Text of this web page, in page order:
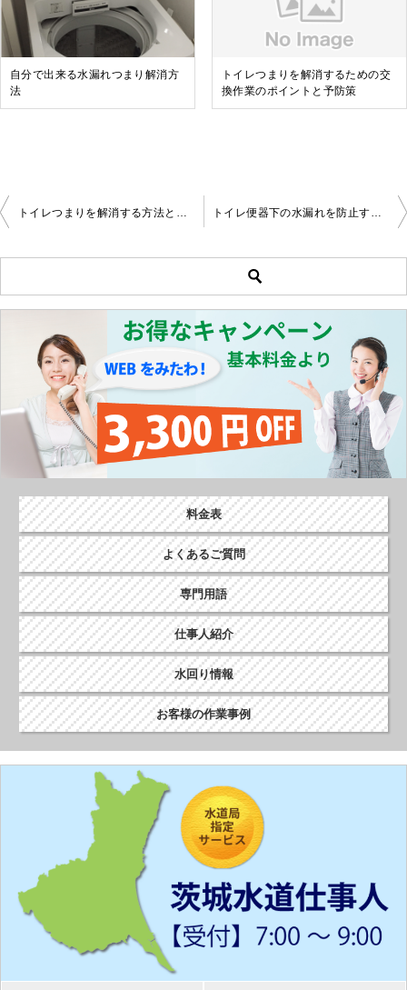
自分で出来る水漏れつまり解消方
法
トイレつまりを解消するための交
換作業のポイントと予防策
投
稿
ビ
ゲ
ー
シ
ョ
ン
トイレつまりを解消する方法と予防の秘訣 トイレ便器下の水漏れを防止する方法と修理のポイント
料金表
よくあるご質問
専門用語
仕事人紹介
水回り情報
お客様の作業事例